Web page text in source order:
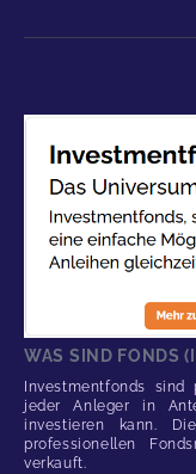
WAS SIND FONDS
Investmentfonds
jeder Anleger in
investieren kann.
professionellen
verkauft.